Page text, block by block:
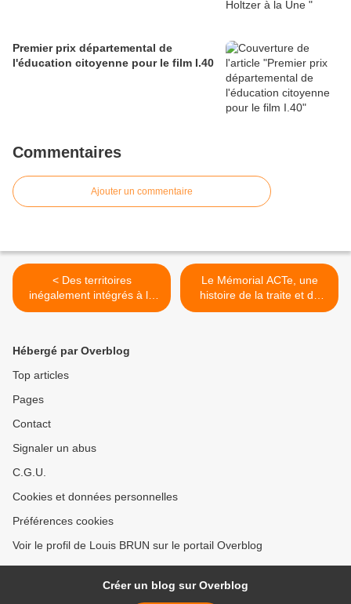
Premier prix départemental de
l'éducation citoyenne pour le film I.40
Commentaires
Ajouter un commentaire
< Des territoires
inégalement intégrés à la
mondialisation (correction
Le Mémorial ACTe, une
histoire de la traite et de
l'esclavage abordée dans
Hébergé par Overblog
Top articles
Pages
Contact
Signaler un abus
C.G.U.
Cookies et données personnelles
Préférences cookies
Voir le profil de Louis BRUN sur le portail Overblog
Créer un blog sur Overblog